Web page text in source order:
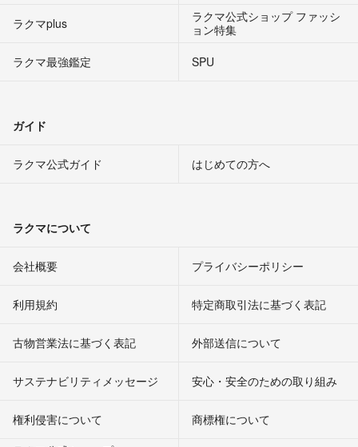
ラクマplus
ラクマ公式ショップ ファッシ
ョン特集
ラクマ最強鑑定
SPU
ガイド
ラクマ公式ガイド はじめての方へ
ラクマについて
会社概要 プライバシーポリシー
利用規約 特定商取引法に基づく表記
古物営業法に基づく表記 外部送信について
サステナビリティメッセージ 安心・安全のための取り組み
権利侵害について
商標権について